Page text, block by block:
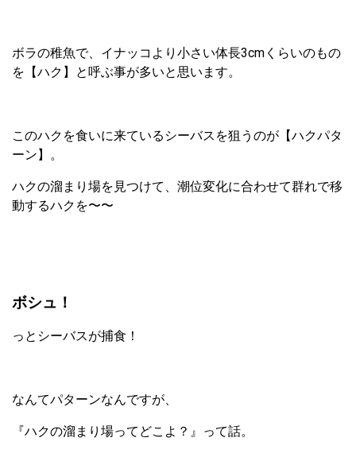
ボラの稚魚で、イナッコより小さい体長3cmくらいのもの
を【ハク】と呼ぶ事が多いと思います。
このハクを食いに来ているシーバスを狙うのが【ハクパタ
ーン】。
ハクの溜まり場を見つけて、潮位変化に合わせて群れで移
動するハクを〜〜
ボシュ！
っとシーバスが捕食！
なんてパターンなんですが、
『ハクの溜まり場ってどこよ？』って話。